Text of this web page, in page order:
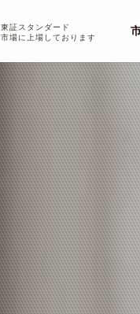
東証スタンダード
市場に上場しております